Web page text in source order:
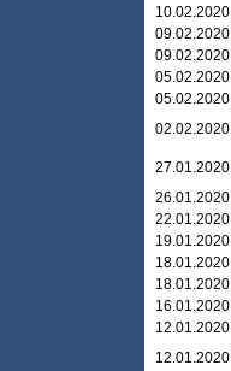
10.02.2020
09.02.2020
09.02.2020
05.02.2020
05.02.2020
02.02.2020
27.01.2020
26.01.2020
22.01.2020
19.01.2020
18.01.2020
18.01.2020
16.01.2020
12.01.2020
12.01.2020